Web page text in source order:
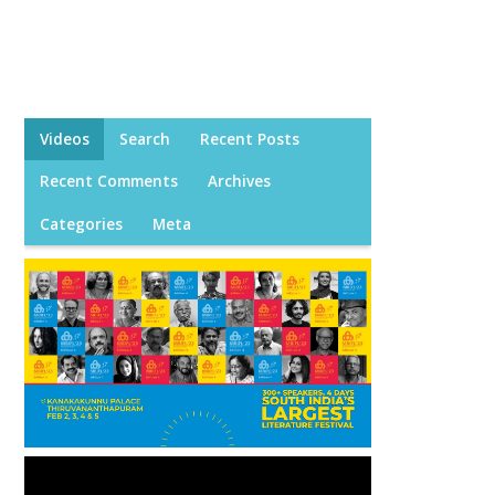
Videos Search Recent Posts
Recent Comments Archives
Categories Meta